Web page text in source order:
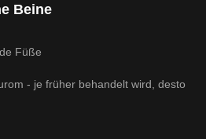
Beine
Füße
- je früher behandelt wird, desto